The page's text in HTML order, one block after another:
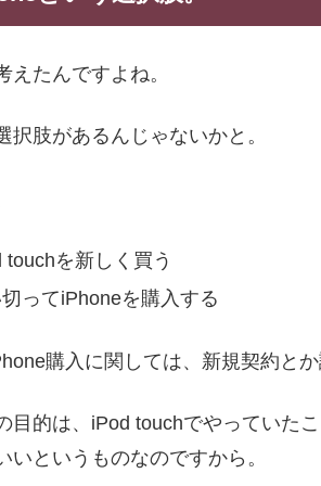
えたんですよね。
択肢があるんじゃないかと。
touchを新しく買う
ってiPhoneを購入する
購入に関しては、新規契約とか
目的は、iPod touchでやっていた
いというものなのですから。